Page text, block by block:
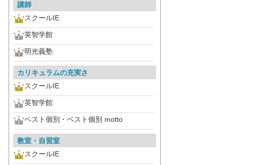
講師
スクールIE
英智学館
明光義塾
カリキュラムの充実さ
スクールIE
英智学館
ベスト個別・ベスト個別 motto
教室・自習室
スクールIE